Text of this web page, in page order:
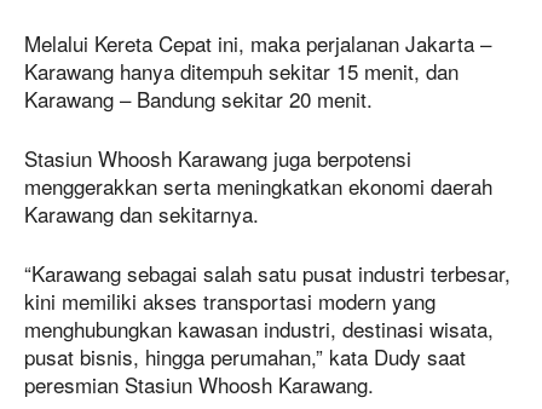
Melalui Kereta Cepat ini, maka perjalanan Jakarta –
Karawang hanya ditempuh sekitar 15 menit, dan
Karawang – Bandung sekitar 20 menit.
Stasiun Whoosh Karawang juga berpotensi
menggerakkan serta meningkatkan ekonomi daerah
Karawang dan sekitarnya.
“Karawang sebagai salah satu pusat industri terbesar,
kini memiliki akses transportasi modern yang
menghubungkan kawasan industri, destinasi wisata,
pusat bisnis, hingga perumahan,” kata Dudy saat
peresmian Stasiun Whoosh Karawang.